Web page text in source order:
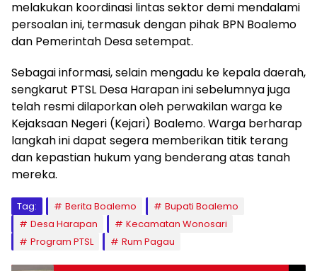
melakukan koordinasi lintas sektor demi mendalami
persoalan ini, termasuk dengan pihak BPN Boalemo
dan Pemerintah Desa setempat.
​Sebagai informasi, selain mengadu ke kepala daerah,
sengkarut PTSL Desa Harapan ini sebelumnya juga
telah resmi dilaporkan oleh perwakilan warga ke
Kejaksaan Negeri (Kejari) Boalemo. Warga berharap
langkah ini dapat segera memberikan titik terang
dan kepastian hukum yang benderang atas tanah
mereka.
Tag: Berita Boalemo
Bupati Boalemo
Desa Harapan
Kecamatan Wonosari
Program PTSL
Rum Pagau